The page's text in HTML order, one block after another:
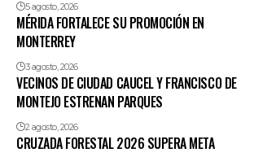
5 agosto, 2026
MÉRIDA FORTALECE SU PROMOCIÓN EN
MONTERREY
3 agosto, 2026
VECINOS DE CIUDAD CAUCEL Y FRANCISCO DE
MONTEJO ESTRENAN PARQUES
2 agosto, 2026
CRUZADA FORESTAL 2026 SUPERA META